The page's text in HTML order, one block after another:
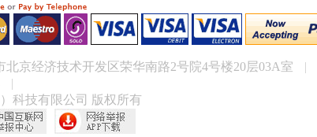
北京经济技术开发区荣华南路2号院4号楼20层03A室 |
|
科技有限公司 版权所有